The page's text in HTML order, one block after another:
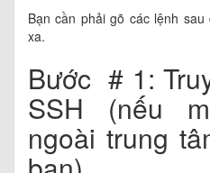
Bạn cần phải gõ các lệnh
xa.
Bước # 1:
SSH (nếu
ngoài trung